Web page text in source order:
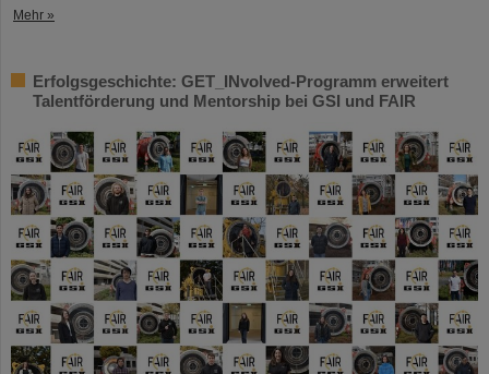
Mehr »
Erfolgsgeschichte: GET_INvolved-Programm erweitert
Talentförderung und Mentorship bei GSI und FAIR